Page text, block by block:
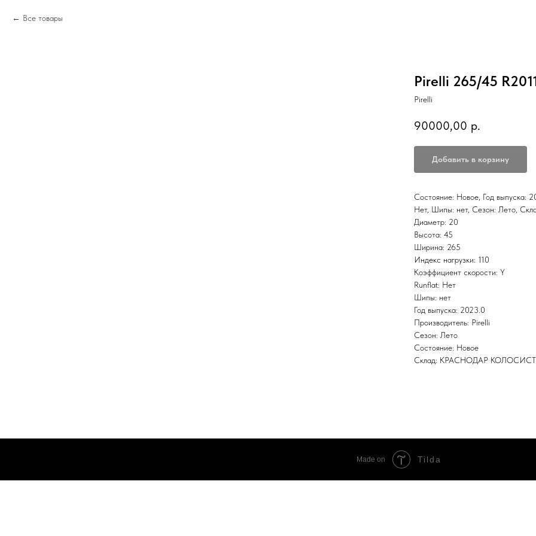
Все товары
Pirelli 265/45
Pirelli
90000,00 р.
Добавить в корзину
Состояние: Новое, Год выпуска:
Нет, Шипы: нет, Сезон: Лето,
Диаметр: 20
Высота: 45
Ширина: 265
Индекс нагрузки: 110
Коэффициент скорости: Y
Runflat: Нет
Шипы: нет
Год выпуска: 2023.0
Производитель: Pirelli
Сезон: Лето
Состояние: Новое
Склад: КРАСНОДАР
Made on Tilda